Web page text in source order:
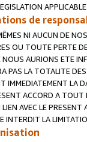
de
NI AUCUN DE
OU TOUTE PERTE
NOUS AURIONS ETE
PAS LA TOTALITE
IMMEDIATEMENT LA
ACCORD A
AVEC LE
INTERDIT LA